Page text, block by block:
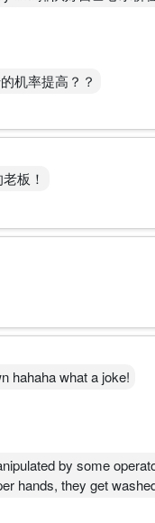
机率提高？？
板！
hahaha what a joke!
by some
hands, they get